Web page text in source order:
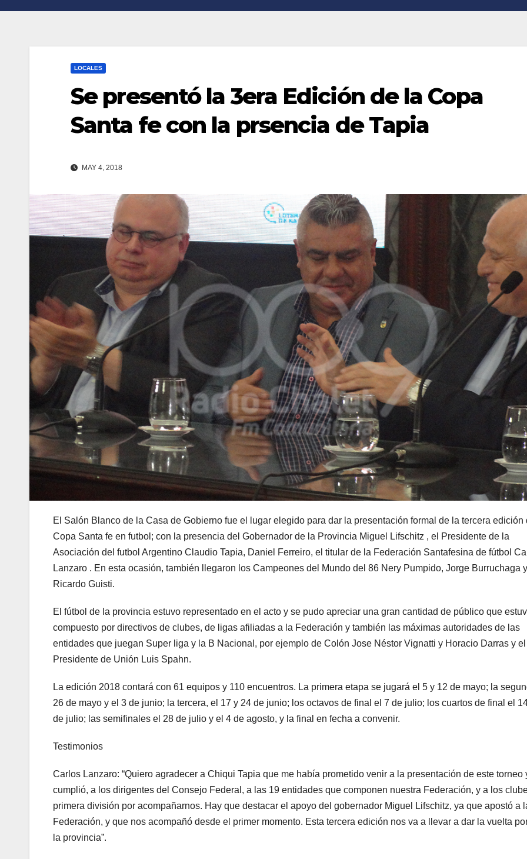
LOCALES
Se presentó la 3era Edición de la Copa
Santa fe con la prsencia de Tapia
MAY 4, 2018
El Salón Blanco de la Casa de Gobierno fue el lugar elegido para dar la presentación formal de la tercera edición
Copa Santa fe en futbol; con la presencia del Gobernador de la Provincia Miguel Lifschitz , el Presidente de la
Asociación del futbol Argentino Claudio Tapia, Daniel Ferreiro, el titular de la Federación Santafesina de fútbol
Lanzaro . En esta ocasión, también llegaron los Campeones del Mundo del 86 Nery Pumpido, Jorge Burruchaga y
Ricardo Guisti.
El fútbol de la provincia estuvo representado en el acto y se pudo apreciar una gran cantidad de público que
compuesto por directivos de clubes, de ligas afiliadas a la Federación y también las máximas autoridades de las
entidades que juegan Super liga y la B Nacional, por ejemplo de Colón Jose Néstor Vignatti y Horacio Darras y el
Presidente de Unión Luis Spahn.
La edición 2018 contará con 61 equipos y 110 encuentros. La primera etapa se jugará el 5 y 12 de mayo; la
26 de mayo y el 3 de junio; la tercera, el 17 y 24 de junio; los octavos de final el 7 de julio; los cuartos de final el
de julio; las semifinales el 28 de julio y el 4 de agosto, y la final en fecha a convenir.
Testimonios
Carlos Lanzaro: “Quiero agradecer a Chiqui Tapia que me había prometido venir a la presentación de este torneo
cumplió, a los dirigentes del Consejo Federal, a las 19 entidades que componen nuestra Federación, y a los
primera división por acompañarnos. Hay que destacar el apoyo del gobernador Miguel Lifschitz, ya que apostó a
Federación, y que nos acompañó desde el primer momento. Esta tercera edición nos va a llevar a dar la vuelta
la provincia”.
n